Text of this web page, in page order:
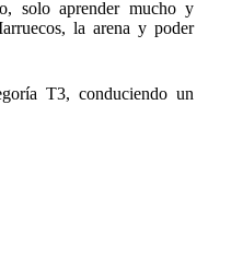
solo aprender mucho y
la arena y poder
T3, conduciendo un